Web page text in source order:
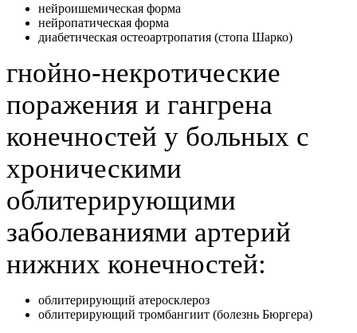
нейроишемическая форма
нейропатическая форма
диабетическая остеоартропатия (стопа Шарко)
гнойно-некротические
поражения и гангрена
конечностей у больных с
хроническими
облитерирующими
заболеваниями артерий
нижних конечностей:
облитерирующий атеросклероз
облитерирующий тромбангиит (болезнь Бюргера)